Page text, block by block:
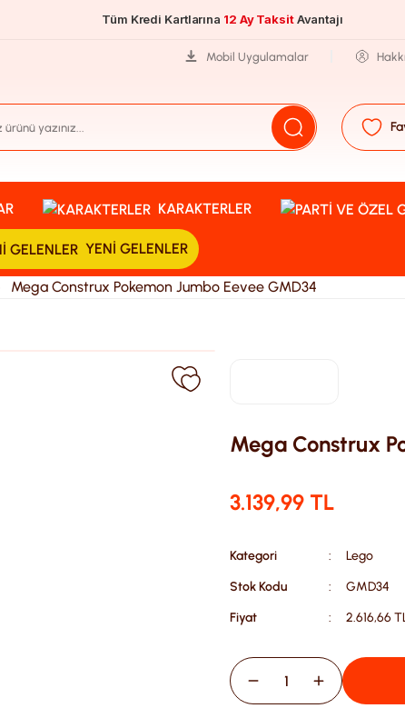
Tüm Kredi Kartlarına 12 Ay TaksitAvantajı
Mobil Uygulamalar
KARAKTERLER
YENI GELENLER
Mega Construx Pokemon Jumbo Eevee GMD34
Mega Construx
3.139,99 TL
Kategori
Lego
Stok Kodu
GMD34
Fiyat
2.616,66